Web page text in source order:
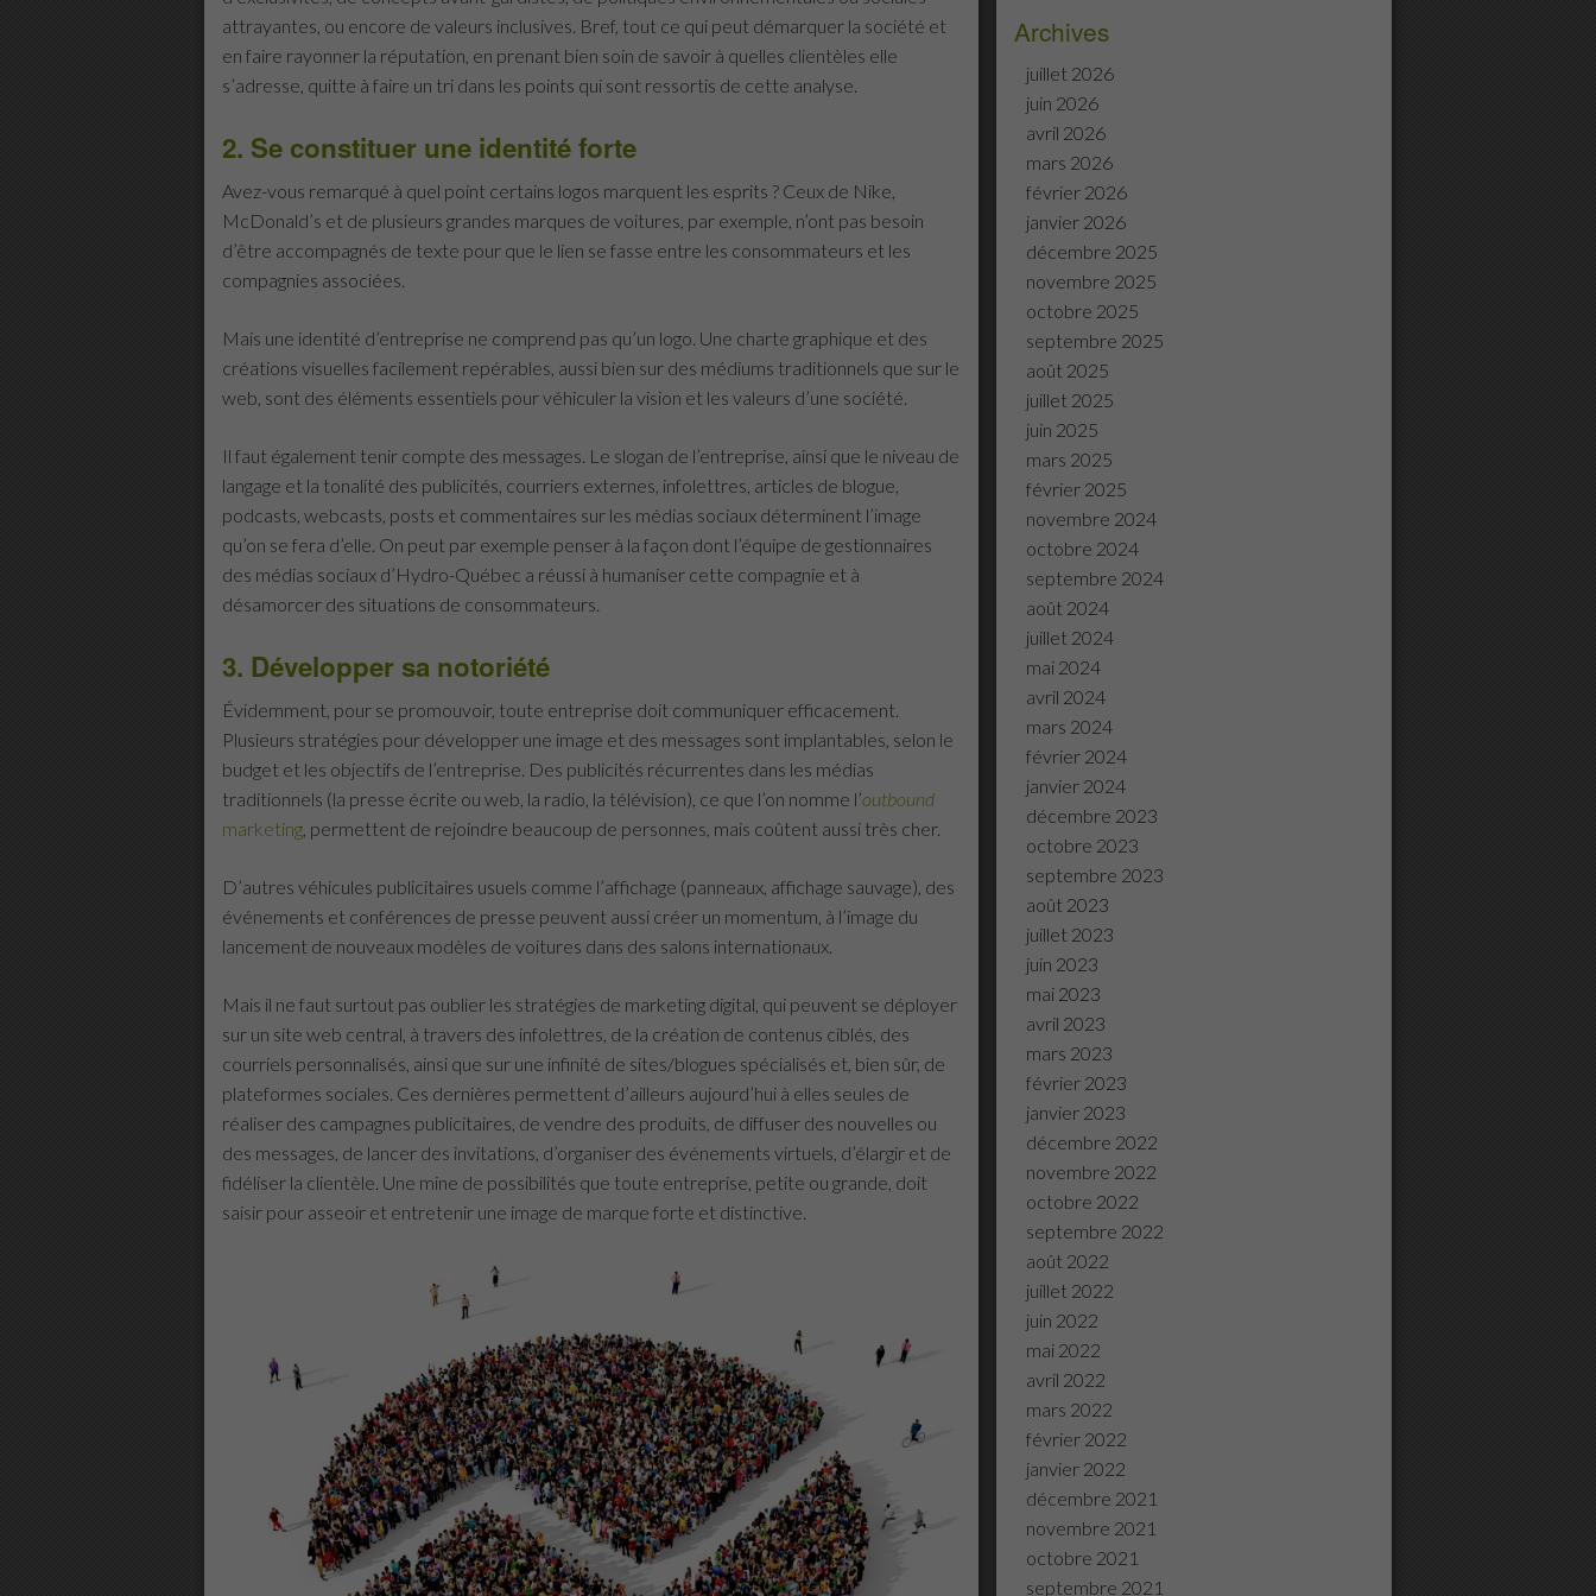
attrayantes, ou encore de valeurs inclusives. Bref, tout ce qui peut démarquer la société et
en faire rayonner la réputation, en prenant bien soin de savoir à quelles clientèles elle
s’adresse, quitte à faire un tri dans les points qui sont ressortis de cette analyse.
2. Se constituer une identité forte
Avez-vous remarqué à quel point certains logos marquent les esprits ? Ceux de Nike,
McDonald’s et de plusieurs grandes marques de voitures, par exemple, n’ont pas besoin
d’être accompagnés de texte pour que le lien se fasse entre les consommateurs et les
compagnies associées.
Mais une identité d’entreprise ne comprend pas qu’un logo. Une charte graphique et des
créations visuelles facilement repérables, aussi bien sur des médiums traditionnels que sur le
web, sont des éléments essentiels pour véhiculer la vision et les valeurs d’une société.
Il faut également tenir compte des messages. Le slogan de l’entreprise, ainsi que le niveau de
langage et la tonalité des publicités, courriers externes, infolettres, articles de blogue,
podcasts, webcasts, posts et commentaires sur les médias sociaux déterminent l’image
qu’on se fera d’elle. On peut par exemple penser à la façon dont l’équipe de gestionnaires
des médias sociaux d’Hydro-Québec a réussi à humaniser cette compagnie et à
désamorcer des situations de consommateurs.
3. Développer sa notoriété
Évidemment, pour se promouvoir, toute entreprise doit communiquer efficacement.
Plusieurs stratégies pour développer une image et des messages sont implantables, selon le
budget et les objectifs de l’entreprise. Des publicités récurrentes dans les médias
traditionnels (la presse écrite ou web, la radio, la télévision), ce que l’on nomme l’outbound
marketing , permettent de rejoindre beaucoup de personnes, mais coûtent aussi très cher.
D’autres véhicules publicitaires usuels comme l’affichage (panneaux, affichage sauvage), des
événements et conférences de presse peuvent aussi créer un momentum, à l’image du
lancement de nouveaux modèles de voitures dans des salons internationaux.
Mais il ne faut surtout pas oublier les stratégies de marketing digital, qui peuvent se déployer
sur un site web central, à travers des infolettres, de la création de contenus ciblés, des
courriels personnalisés, ainsi que sur une infinité de sites/blogues spécialisés et, bien sûr, de
plateformes sociales. Ces dernières permettent d’ailleurs aujourd’hui à elles seules de
réaliser des campagnes publicitaires, de vendre des produits, de diffuser des nouvelles ou
des messages, de lancer des invitations, d’organiser des événements virtuels, d’élargir et de
fidéliser la clientèle. Une mine de possibilités que toute entreprise, petite ou grande, doit
saisir pour asseoir et entretenir une image de marque forte et distinctive.
Archives
juillet 2026
juin 2026
avril 2026
mars 2026
février 2026
janvier 2026
décembre 2025
novembre 2025
octobre 2025
septembre 2025
août 2025
juillet 2025
juin 2025
mars 2025
février 2025
novembre 2024
octobre 2024
septembre 2024
août 2024
juillet 2024
mai 2024
avril 2024
mars 2024
février 2024
janvier 2024
décembre 2023
octobre 2023
septembre 2023
août 2023
juillet 2023
juin 2023
mai 2023
avril 2023
mars 2023
février 2023
janvier 2023
décembre 2022
novembre 2022
octobre 2022
septembre 2022
août 2022
juillet 2022
juin 2022
mai 2022
avril 2022
mars 2022
février 2022
janvier 2022
décembre 2021
novembre 2021
octobre 2021
septembre 2021